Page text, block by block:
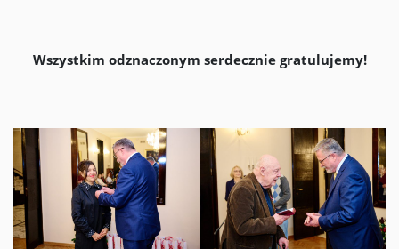
Wszystkim odznaczonym serdecznie gratulujemy!